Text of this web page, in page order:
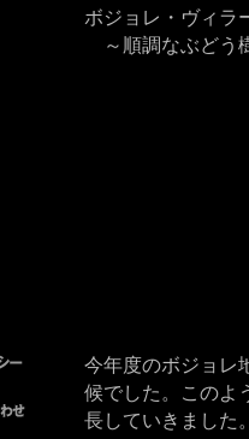
ボジョレ・ヴィ
～順調なぶどう
今年度のボジョレ
候でした。このよ
長していきました